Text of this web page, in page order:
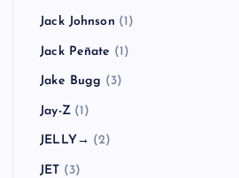
Jack Johnson (1)
Jack Peñate (1)
Jake Bugg (3)
Jay-Z(1)
JELLY→ (2)
JET (3)